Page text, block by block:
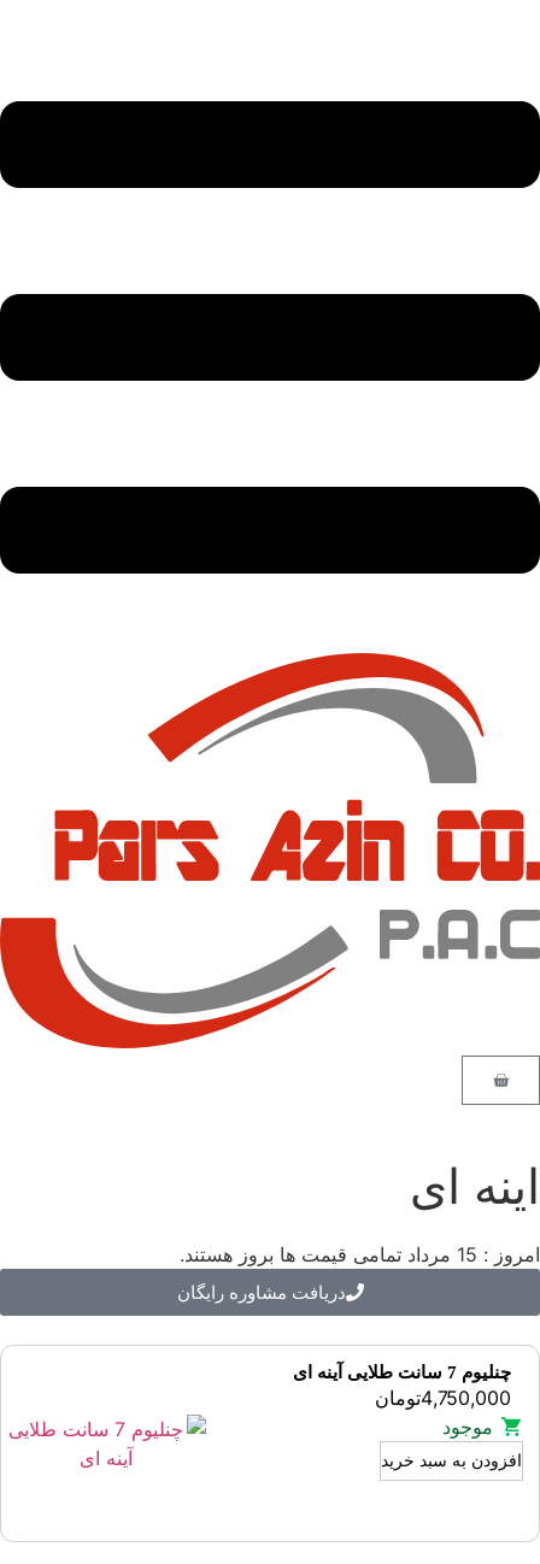
اینه ای
امروز : 15 مرداد تمامی قیمت ها بروز هستند.
دریافت مشاوره رایگان
چنلیوم 7 سانت طلایی آینه ای
4,750,000تومان
موجود
افزودن به سبد خرید